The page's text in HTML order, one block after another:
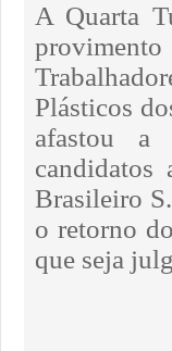
A Quarta
Plásticos
afastou a
candidatos
Brasileiro
o retorno
que seja